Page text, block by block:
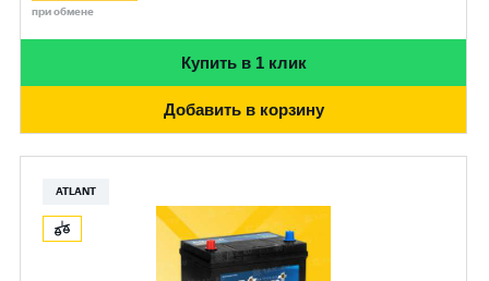
при обмене
Купить в 1 клик
Добавить в корзину
ATLANT